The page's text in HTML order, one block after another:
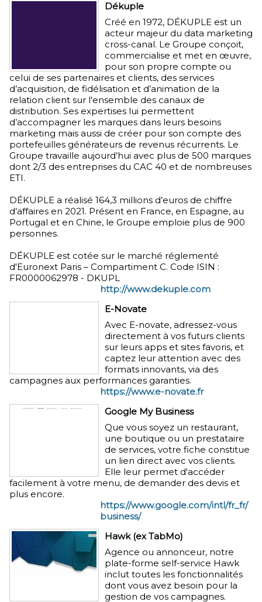
Dékuple
Créé en 1972, DÉKUPLE est un
acteur majeur du data marketing
cross-canal. Le Groupe conçoit,
commercialise et met en œuvre,
pour son propre compte ou
celui de ses partenaires et clients, des services
d’acquisition, de fidélisation et d’animation de la
relation client sur l'ensemble des canaux de
distribution. Ses expertises lui permettent
d’accompagner les marques dans leurs besoins
marketing mais aussi de créer pour son compte des
portefeuilles générateurs de revenus récurrents. Le
Groupe travaille aujourd’hui avec plus de 500 marques
dont 2/3 des entreprises du CAC 40 et de nombreuses
ETI.
DÉKUPLE a réalisé 164,3 millions d’euros de chiffre
d’affaires en 2021. Présent en France, en Espagne, au
Portugal et en Chine, le Groupe emploie plus de 900
personnes.
DÉKUPLE est cotée sur le marché réglementé
d'Euronext Paris – Compartiment C. Code ISIN :
FR0000062978 - DKUPL
http://www.dekuple.com
E-Novate
Avec E-novate, adressez-vous
directement à vos futurs clients
sur leurs apps et sites favoris, et
captez leur attention avec des
formats innovants, via des
campagnes aux performances garanties.
https://www.e-novate.fr
Google My Business
Que vous soyez un restaurant,
une boutique ou un prestataire
de services, votre fiche constitue
un lien direct avec vos clients.
Elle leur permet d'accéder
facilement à votre menu, de demander des devis et
plus encore.
https://www.google.com/intl/fr_fr/
business/
Hawk (ex TabMo)
Agence ou annonceur, notre
plate-forme self-service Hawk
inclut toutes les fonctionnalités
dont vous avez besoin pour la
gestion de vos campagnes.